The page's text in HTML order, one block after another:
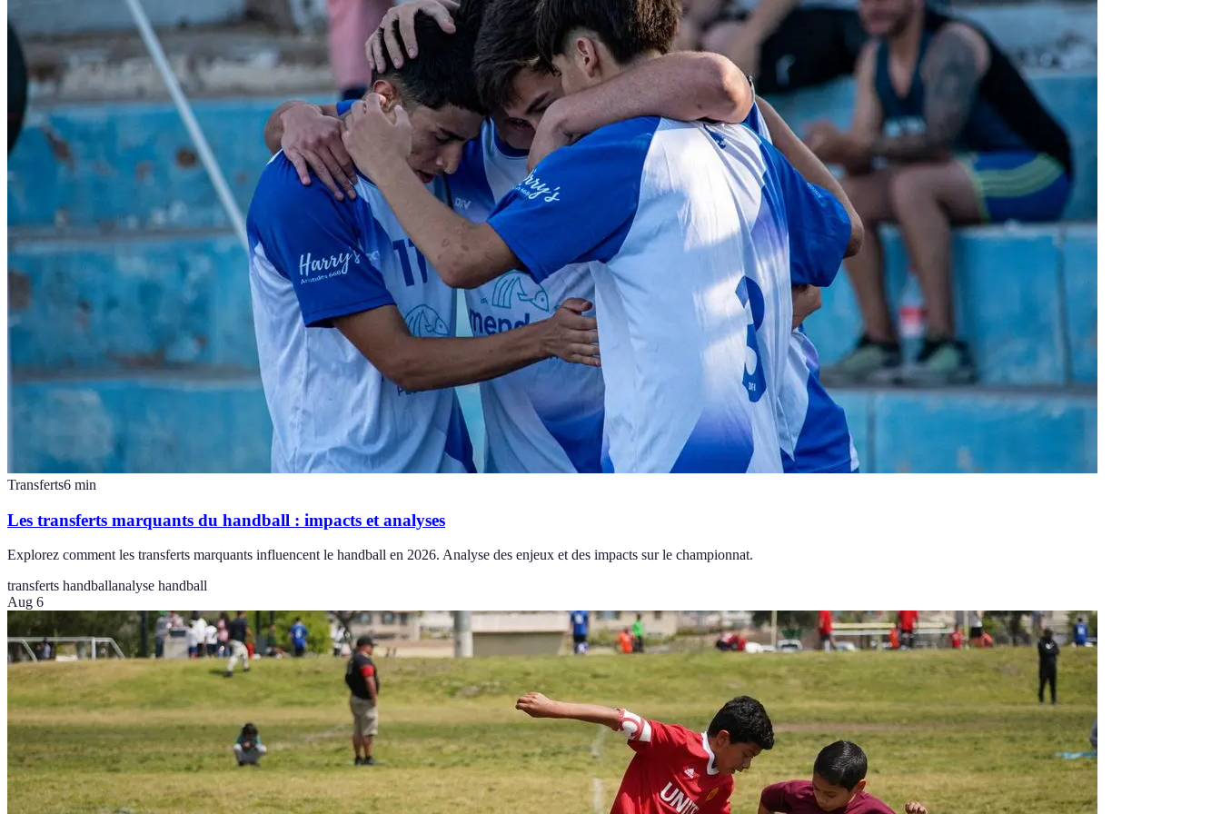
Transferts6 min
Les transferts marquants du handball : impacts et analyses
Explorez comment les transferts marquants influencent le handball en 2026. Analyse des enjeux et des impacts sur le championnat.
transferts handballanalyse handball
Aug 6